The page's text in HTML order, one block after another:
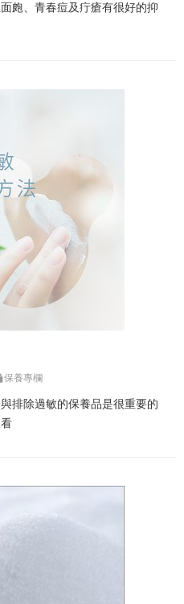
皰、青春痘及疔瘡有很好的抑
保養專欄
排除過敏的保養品是很重要的